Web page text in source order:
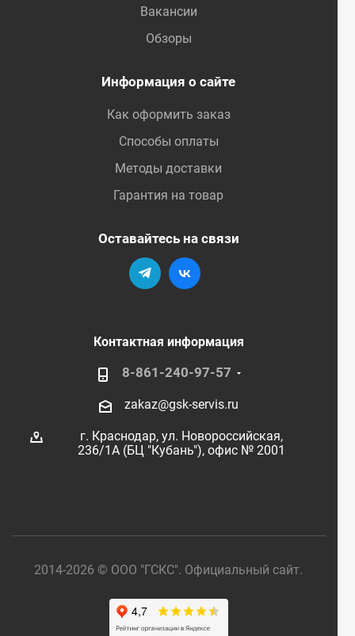
Вакансии
Обзоры
Информация о сайте
Как оформить заказ
Способы оплаты
Методы доставки
Гарантия на товар
Оставайтесь на связи
Контактная информация
8-861-240-97-57
zakaz@gsk-servis.ru
г. Краснодар, ул. Новороссийская,
236/1А (БЦ "Кубань"), офис № 2001
2014-2026 © ООО "ГСКС". Официальный сайт.